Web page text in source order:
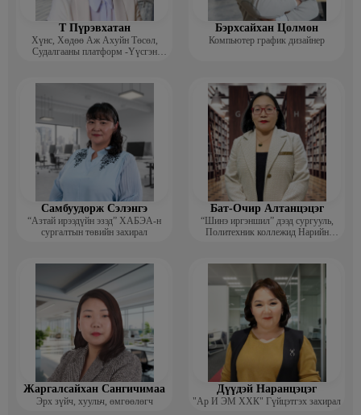
Т Пүрэвхатан
Хүнс, Хөдөө Аж Ахуйн Төсөл,
Судалгааны платформ -Үүсгэн
Бэрхсайхан Цолмон
Компьютер график дизайнер
Самбуудорж Сэлэнгэ
“Азтай ирээдүйн эзэд” ХАБЭА-н
сургалтын төвийн захирал
Бат-Очир Алтанцэцэг
“Шинэ иргэншил” дээд сургууль,
Политехник коллежид Нарийн
багш
Жаргалсайхан Сангичимаа
Эрх зүйч, хуульч, өмгөөлөгч
Дүүдэй Наранцэцэг
"Ар И ЭМ ХХК" Гүйцэтгэх захирал